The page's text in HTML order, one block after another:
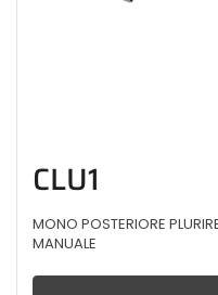
CLU1
MONO POSTERIORE
MANUALE